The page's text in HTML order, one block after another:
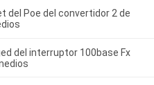
del Poe del convertidor 2 de
del interruptor 100base Fx